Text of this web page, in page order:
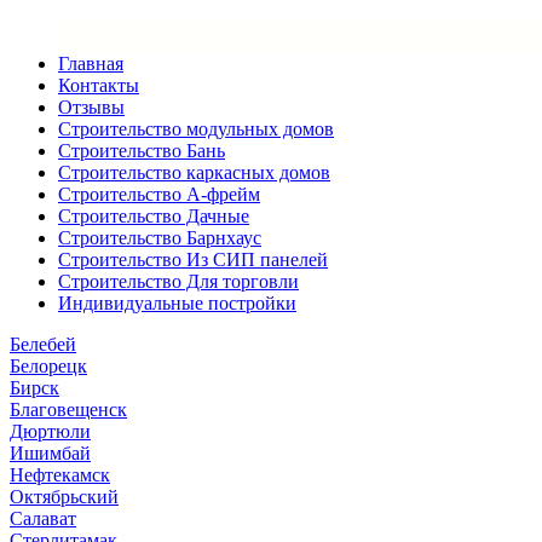
Главная
Контакты
Отзывы
Строительство модульных домов
Строительство Бань
Строительство каркасных домов
Строительство А-фрейм
Строительство Дачные
Строительство Барнхаус
Строительство Из СИП панелей
Строительство Для торговли
Индивидуальные постройки
Белебей
Белорецк
Бирск
Благовещенск
Дюртюли
Ишимбай
Нефтекамск
Октябрьский
Салават